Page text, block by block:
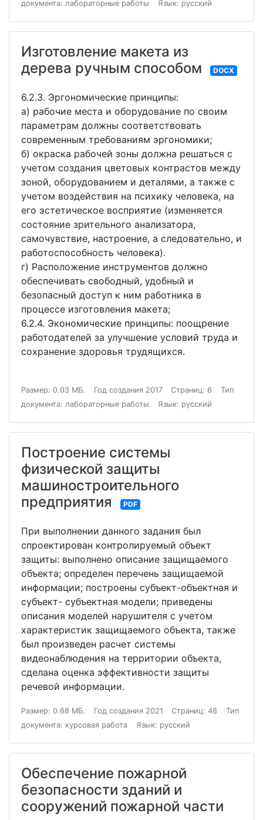
документа: лабораторные работы
Язык: русский
Изготовление макета из
дерева ручным способом
DOCX
6.2.3. Эргономические принципы:
а) рабочие места и оборудование по своим
параметрам должны соответствовать
современным требованиям эргономики;
б) окраска рабочей зоны должна решаться с
учетом создания цветовых контрастов между
зоной, оборудованием и деталями, а также с
учетом воздействия на психику человека, на
его эстетическое восприятие (изменяется
состояние зрительного анализатора,
самочувствие, настроение, а следовательно, и
работоспособность человека).
г) Расположение инструментов должно
обеспечивать свободный, удобный и
безопасный доступ к ним работника в
процессе изготовления макета;
6.2.4. Экономические принципы: поощрение
работодателей за улучшение условий труда и
сохранение здоровья трудящихся.
Размер: 0.03 МБ. Год создания 2017 Страниц: 6
Тип
документа: лабораторные работы
Язык: русский
Построение системы
физической защиты
машиностроительного
предприятия
PDF
При выполнении данного задания был
спроектирован контролируемый объект
защиты: выполнено описание защищаемого
объекта; определен перечень защищаемой
информации; построены субъект-объектная и
субъект- субъектная модели; приведены
описания моделей нарушителя с учетом
характеристик защищаемого объекта, также
был произведен расчет системы
видеонаблюдения на территории объекта,
сделана оценка эффективности защиты
речевой информации.
Размер: 0.68 МБ. Год создания 2021 Страниц: 48
Тип
документа: курсовая работа
Язык: русский
Обеспечение пожарной
безопасности зданий и
сооружений пожарной части